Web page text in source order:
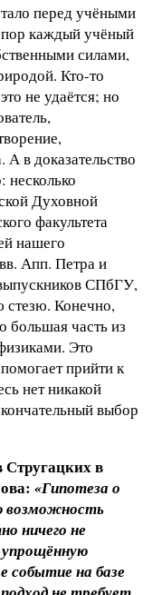
перед учёными
каждый учёный
силами,
Кто-то
не удаётся; но
А в доказательство
несколько
Духовной
факультета
нашего
Апп. Петра и
СПбГУ,
стезю. Конечно,
большая часть из
Это
прийти к
нет никакой
выбор
в
«Гипотеза о
возможность
ничего не
упрощённую
событие на базе